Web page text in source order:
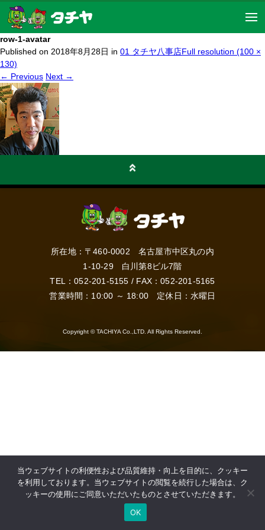
row-1-avatar
Published on 2018年8月28日 in 01 タチヤ八事店Full resolution (100 ×
130)
← Previous Next →
所在地：〒460-0002 名古屋市中区丸の内
1-10-29 白川第8ビル7階
TEL：052-201-5155 / FAX：052-201-5165
営業時間：10:00 ～ 18:00 定休日：水曜日
Copyright © TACHIYA Co.,LTD. All Rights Reserved.
当ウェブサイトの利便性および品質維持・向上を目的に、クッキー
を利用しております。当ウェブサイトの閲覧を続行した場合は、ク
ッキーの使用にご同意いただいたものとさせていただきます。
OK